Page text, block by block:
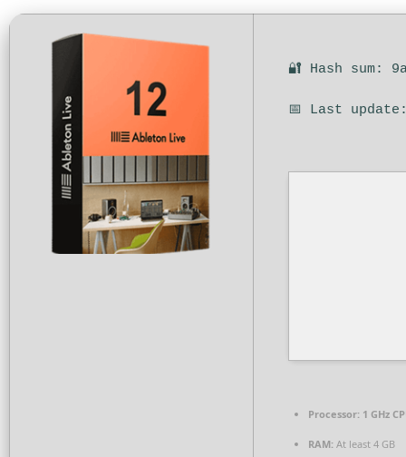
🔐 Hash sum:
📅 Last
Processor: 1 GHz
RAM: At least 4 GB